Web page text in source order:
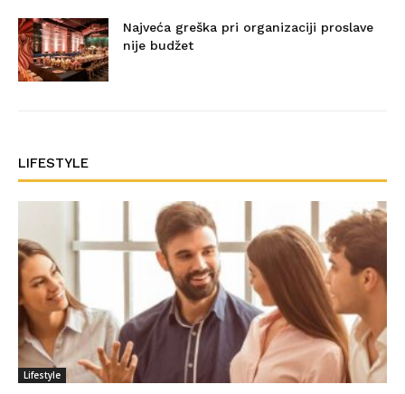
Najveća greška pri organizaciji proslave
nije budžet
LIFESTYLE
Lifestyle